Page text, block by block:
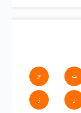
ت ج
ر ز